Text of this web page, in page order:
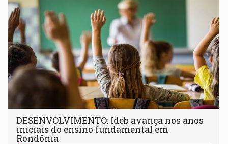
DESENVOLVIMENTO: Ideb avança nos anos
iniciais do ensino fundamental em
Rondônia